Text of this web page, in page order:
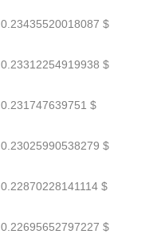
0.23435520018087 $
0.23312254919938 $
0.231747639751 $
0.23025990538279 $
0.22870228141114 $
0.22695652797227 $